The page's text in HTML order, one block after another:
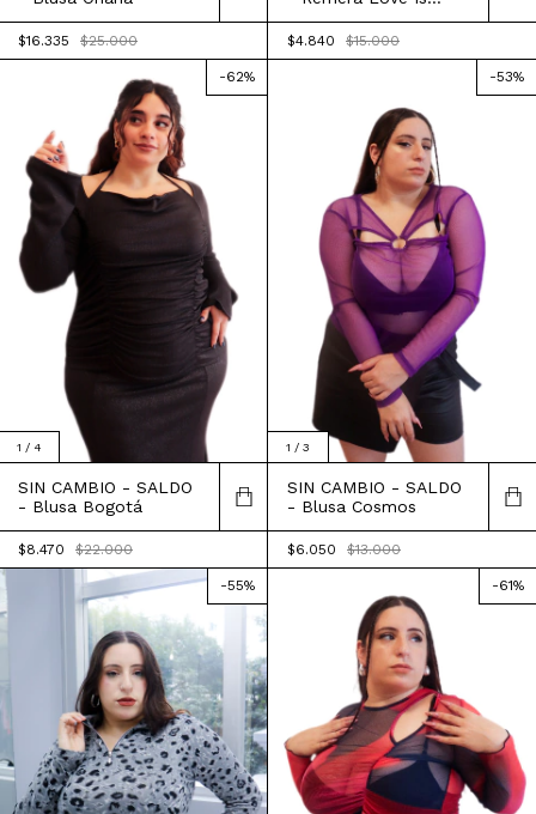
$16.335 $25.000 $4.840 $15.000
1 / 4
-62%
SIN CAMBIO - SALDO
- Blusa Bogotá
$8.470 $22.000
1 / 3
-53%
SIN CAMBIO - SALDO
- Blusa Cosmos
$6.050 $13.000
-55% -61%